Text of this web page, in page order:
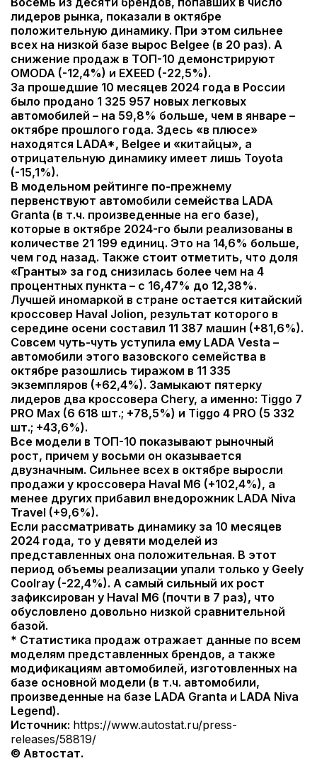
лидеров рынка, показали в октябре
положительную динамику. При этом сильнее
всех на низкой базе вырос Belgee (в 20 раз). А
снижение продаж в ТОП-10 демонстрируют
OMODA (-12,4%) и EXEED (-22,5%).
За прошедшие 10 месяцев 2024 года в России
было продано 1 325 957 новых легковых
автомобилей – на 59,8% больше, чем в январе –
октябре прошлого года. Здесь «в плюсе»
находятся LADA*, Belgee и «китайцы», а
отрицательную динамику имеет лишь Toyota
(-15,1%).
В модельном рейтинге по-прежнему
первенствуют автомобили семейства LADA
Granta (в т.ч. произведенные на его базе),
которые в октябре 2024-го были реализованы в
количестве 21 199 единиц. Это на 14,6% больше,
чем год назад. Также стоит отметить, что доля
«Гранты» за год снизилась более чем на 4
процентных пункта – с 16,47% до 12,38%.
Лучшей иномаркой в стране остается китайский
кроссовер Haval Jolion, результат которого в
середине осени составил 11 387 машин (+81,6%).
Совсем чуть-чуть уступила ему LADA Vesta –
автомобили этого вазовского семейства в
октябре разошлись тиражом в 11 335
экземпляров (+62,4%). Замыкают пятерку
лидеров два кроссовера Chery, а именно: Tiggo 7
PRO Max (6 618 шт.; +78,5%) и Tiggo 4 PRO (5 332
шт.; +43,6%).
Все модели в ТОП-10 показывают рыночный
рост, причем у восьми он оказывается
двузначным. Сильнее всех в октябре выросли
продажи у кроссовера Haval M6 (+102,4%), а
менее других прибавил внедорожник LADA Niva
Travel (+9,6%).
Если рассматривать динамику за 10 месяцев
2024 года, то у девяти моделей из
представленных она положительная. В этот
период объемы реализации упали только у Geely
Coolray (-22,4%). А самый сильный их рост
зафиксирован у Haval M6 (почти в 7 раз), что
обусловлено довольно низкой сравнительной
базой.
* Статистика продаж отражает данные по всем
моделям представленных брендов, а также
модификациям автомобилей, изготовленных на
базе основной модели (в т.ч. автомобили,
произведенные на базе LADA Granta и LADA Niva
Legend).
Источник: https://www.autostat.ru/press-
releases/58819/
© Автостат.